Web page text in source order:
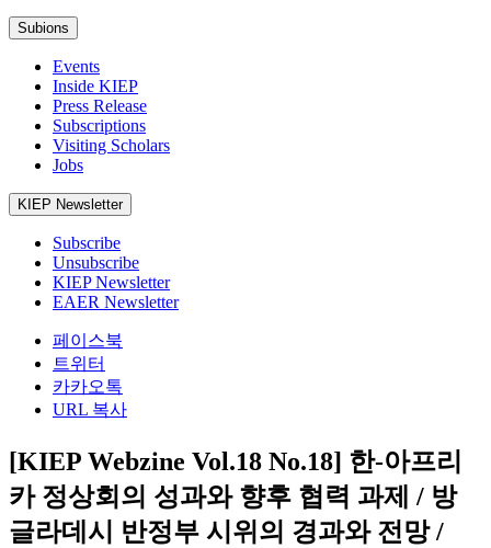
Subions
Events
Inside KIEP
Press Release
Subscriptions
Visiting Scholars
Jobs
KIEP Newsletter
Subscribe
Unsubscribe
KIEP Newsletter
EAER Newsletter
페이스북
트위터
카카오톡
URL 복사
[KIEP Webzine Vol.18 No.18] 한-아프리
카 정상회의 성과와 향후 협력 과제 / 방
글라데시 반정부 시위의 경과와 전망 /